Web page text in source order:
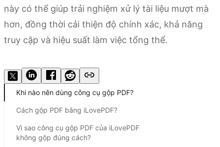
này có thể giúp trải nghiệm xử lý tài liệu mượt mà
hơn, đồng thời cải thiện độ chính xác, khả năng
truy cập và hiệu suất làm việc tổng thể.
Khi nào nên dùng công cụ gộp PDF?
Cách gộp PDF bằng iLovePDF?
Vì sao công cụ gộp PDF của iLovePDF
không gộp đúng cách?